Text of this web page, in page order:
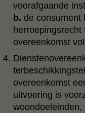
voorafgaande
b. de consument
overeenkomst
overeenkomst
uitvoering is
woondoeleinden,